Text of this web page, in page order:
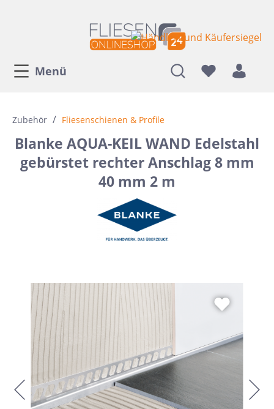
Menü
Zubehör / Fliesenschienen & Profile
Blanke AQUA-KEIL WAND Edelstahl
gebürstet rechter Anschlag 8 mm
40 mm 2 m